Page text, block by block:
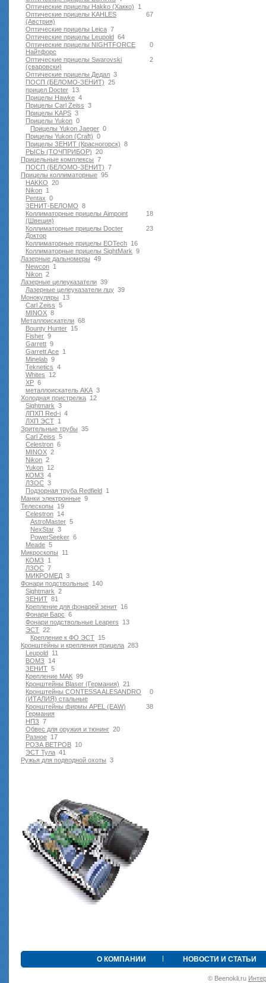
1
Оптические прицелы Hakko (Хакко)
67
Оптические прицелы KAHLES
(Австрия)
7
Оптические прицелы Leica
64
Оптические прицелы Leupold
0
Оптические прицелы NIGHTFORCE
Найтфорс
2
Оптические прицелы Swarovski
(сваровски)
3
Оптические прицелы Дедал
25
ПОСП (БЕЛОМО-ЗЕНИТ)
13
прицел Docter
4
Прицелы Hawke
3
Прицелы Carl Zeiss
3
Прицелы KAPS
0
Прицелы Yukon
0
Прицелы Yukon Jaeger
0
Прицелы Yukon (Craft)
8
Прицелы ЗЕНИТ (Красногорск)
20
РЫСЬ (ТОЧПРИБОР)
7
Прицельные комплексы
7
ПОСП (БЕЛОМО-ЗЕНИТ)
95
Прицелы коллиматорные
20
HAKKO
1
Nikon
0
Pentax
8
ЗЕНИТ-БЕЛОМО
18
Коллиматорные прицелы Aimpoint
(Швеция)
23
Коллиматорные прицелы Docter
Доктор
16
Коллиматорные прицелы EOTech
9
Коллиматорные прицелы SightMark
49
Лазерные дальномеры
1
Newcon
2
Nikon
39
Лазерные целеуказатели
39
Лазерные целеуказатели лцу
13
Монокуляры
5
Carl Zeiss
8
MINOX
68
Металлоискатели
15
Bounty Hunter
9
Fisher
9
Garrett
1
Garrett Ace
9
Minelab
4
Teknetics
12
Whites
6
XP
3
металлоискатель AKA
12
Холодная пристрелка
3
Sightmark
4
ЛПХП Red-i
1
ЛХП ЭСТ
35
Зрительные трубы
5
Carl Zeiss
6
Celestron
2
MINOX
2
Nikon
12
Yukon
4
КОМЗ
3
ЛЗОС
1
Подзорная труба Redfield
9
Манки электронные
19
Телескопы
14
Celestron
5
AstroMaster
3
NexStar
6
PowerSeeker
5
Meade
11
Микроскопы
1
КОМЗ
7
ЛЗОС
3
МИКРОМЕД
140
Фонари подствольные
2
Sightmark
81
ЗЕНИТ
16
Крепление для фонарей зенит
6
Фонари Барс
13
Фонари подствольные Leapers
22
ЭСТ
15
Крепление к ФО ЭСТ
283
Кронштейны и крепления прицела
11
Leupold
14
ВОМЗ
5
ЗЕНИТ
99
Крепление МАК
21
Кронштейны Blaser (Германия)
0
Кронштейны CONTESSA ALESANDRO
(ИТАЛИЯ) стальные
38
Кронштейны фирмы APEL (EAW)
Германия
7
НПЗ
20
Обвес для оружия и тюнинг
17
Разное
10
РОЗА ВЕТРОВ
41
ЭСТ Тула
3
Ружья для подводной оxоты
О КОМПАНИИ НОВОСТИ И СТАТЬИ
© Beenokli.ru